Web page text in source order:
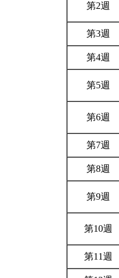
第2週
第3週
第4週
第5週
第6週
第7週
第8週
第9週
第10週
第11週